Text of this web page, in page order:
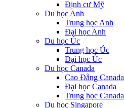
Định cư Mỹ
Du học Anh
Trung học Anh
Đại học Anh
Du học Úc
Trung học Úc
Đại học Úc
Du học Canada
Cao Đẵng Canada
Đại học Canada
Trung học Canada
Du học Singapore